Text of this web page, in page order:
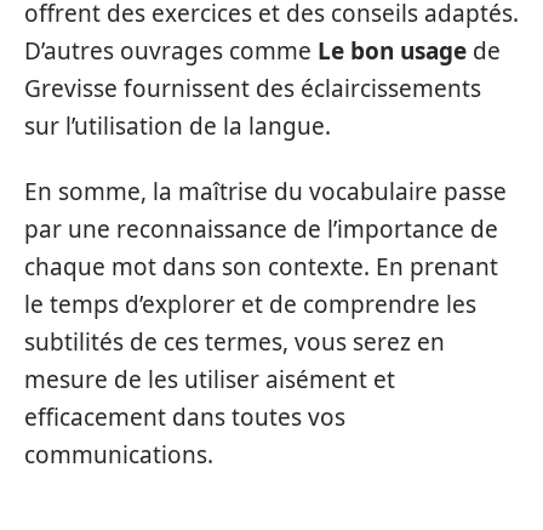
offrent des exercices et des conseils adaptés.
D’autres ouvrages comme Le bon usage de
Grevisse fournissent des éclaircissements
sur l’utilisation de la langue.
En somme, la maîtrise du vocabulaire passe
par une reconnaissance de l’importance de
chaque mot dans son contexte. En prenant
le temps d’explorer et de comprendre les
subtilités de ces termes, vous serez en
mesure de les utiliser aisément et
efficacement dans toutes vos
communications.